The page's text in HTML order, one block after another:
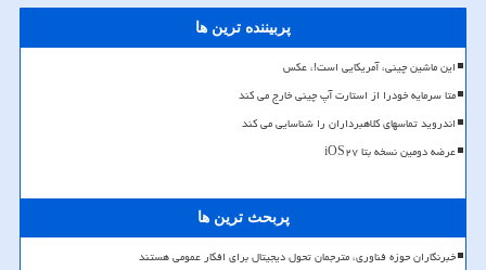
پربیننده ترین ها
این ماشین چینی، آمریکایی است!، عکس
متا سرمایه خودرا از استارت آپ چینی خارج می کند
اندروید تماسهای کلاهبرداران را شناسایی می کند
عرضه دومین نسخه بتا iOS۲۷
پربحث ترین ها
خبرنگاران حوزه فناوری، مترجمان تحول دیجیتال برای افکار عمومی هستند